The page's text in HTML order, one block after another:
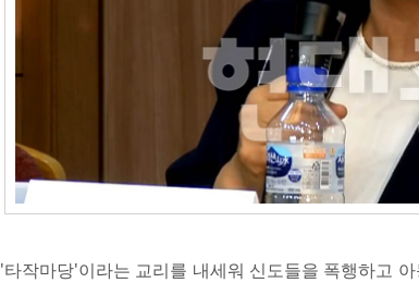
'타작마당'이라는 교리를 내세워 신도들을 폭행하고